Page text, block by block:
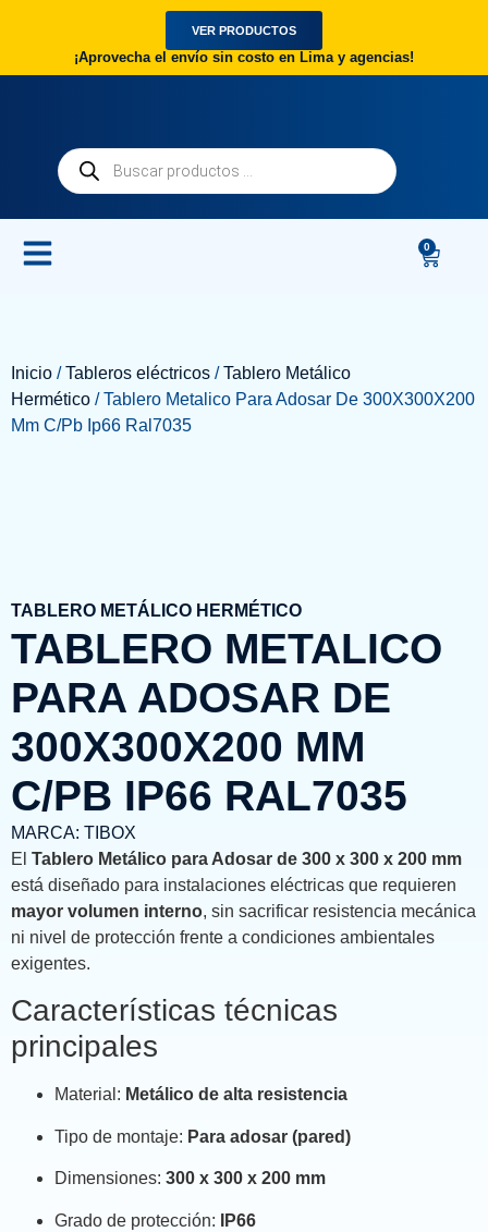
VER PRODUCTOS
¡Aprovecha el envío sin costo en Lima y agencias!
0
TABLERO METÁLICO HERMÉTICO
TABLERO METALICO
PARA ADOSAR DE
300X300X200 MM
C/PB IP66 RAL7035
MARCA: TIBOX
El Tablero Metálico para Adosar de 300 x 300 x 200 mm
está diseñado para instalaciones eléctricas que requieren
mayor volumen interno, sin sacrificar resistencia mecánica
ni nivel de protección frente a condiciones ambientales
exigentes.
Características técnicas
principales
Material: Metálico de alta resistencia
Tipo de montaje: Para adosar (pared)
Dimensiones: 300 x 300 x 200 mm
Grado de protección: IP66
Inicio /Tableros eléctricos /Tablero Metálico
Hermético / Tablero Metalico Para Adosar De 300X300X200
Mm C/Pb Ip66 Ral7035